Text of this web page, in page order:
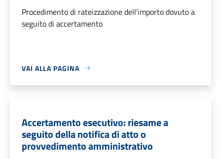
Procedimento di rateizzazione dell'importo dovuto a
seguito di accertamento
VAI ALLA PAGINA
Accertamento esecutivo: riesame a
seguito della notifica di atto o
provvedimento amministrativo